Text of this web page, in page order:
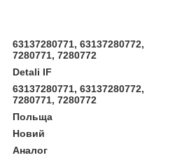
63137280771, 63137280772,
7280771, 7280772
Detali IF
63137280771, 63137280772,
7280771, 7280772
Польща
Новий
Аналог